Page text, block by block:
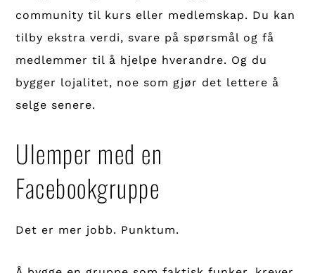
community til kurs eller medlemskap. Du kan
tilby ekstra verdi, svare på spørsmål og få
medlemmer til å hjelpe hverandre. Og du
bygger lojalitet, noe som gjør det lettere å
selge senere.
Ulemper med en
Facebookgruppe
Det er mer jobb. Punktum.